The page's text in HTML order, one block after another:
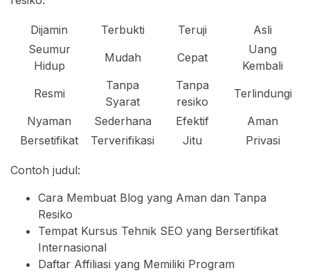
Dijamin Terbukti Teruji
Asli
Seumur
Hidup
Mudah Cepat
Uang
Kembali
Resmi
Tanpa
Syarat
Tanpa
resiko
Terlindungi
Nyaman
Sederhana Efektif
Aman
Bersetifikat
Terverifikasi Jitu Privasi
Contoh judul:
Cara Membuat Blog yang Aman dan Tanpa
Resiko
Tempat Kursus Tehnik SEO yang Bersertifikat
Internasional
Daftar Affiliasi yang Memiliki Program